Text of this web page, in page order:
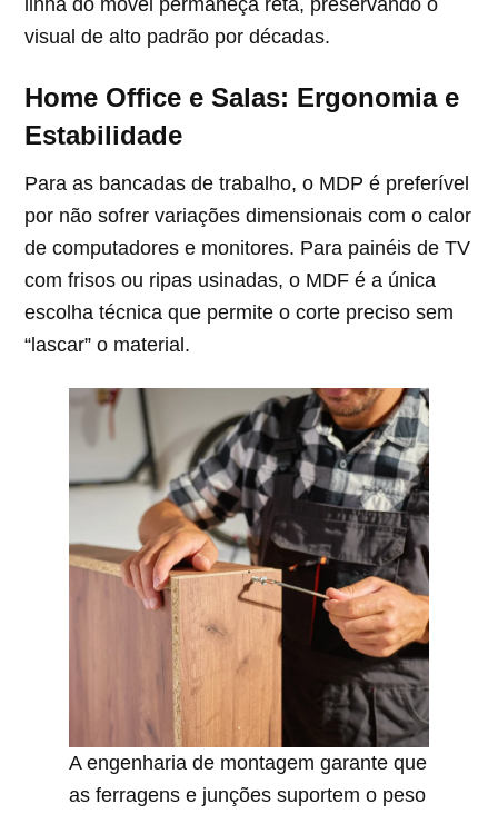
visual de alto padrão por décadas.
Home Office e Salas: Ergonomia e
Estabilidade
Para as bancadas de trabalho, o MDP é preferível
por não sofrer variações dimensionais com o calor
de computadores e monitores. Para painéis de TV
com frisos ou ripas usinadas, o MDF é a única
escolha técnica que permite o corte preciso sem
“lascar” o material.
A engenharia de montagem garante que
as ferragens e junções suportem o peso